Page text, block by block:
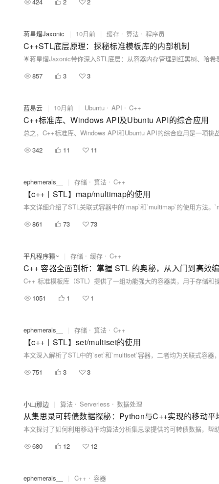
蒋星熠Jaxonic | 10月前 | 缓存 算法 程序员
C++STL底层原理：探秘标准模板库的内部机制
857 3 3
蓝易云 | 10月前 | Ubuntu API C++
C++标准库、Windows API及Ubuntu API的综合应用
342 11 11
ephemerals__ | 存储 算法 C++
【c++丨STL】map/multimap的使用
861 73 73
平凡程序猿~ | 存储 缓存 C++
C++ 容器全面剖析：掌握 STL 的奥秘，从入门到高效
1051 1 1
ephemerals__ | 存储 算法 C++
【c++丨STL】set/multiset的使用
751 3 3
小山那边 | 算法 Serverless 数据处理
从集思录可转债数据探秘：Python与C++实现的移动平
680 12 12
ephemerals__ | C++ 容器